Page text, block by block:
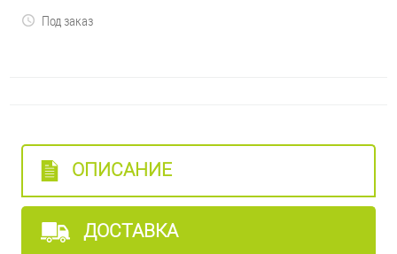
Под заказ
ОПИСАНИЕ
ДОСТАВКА